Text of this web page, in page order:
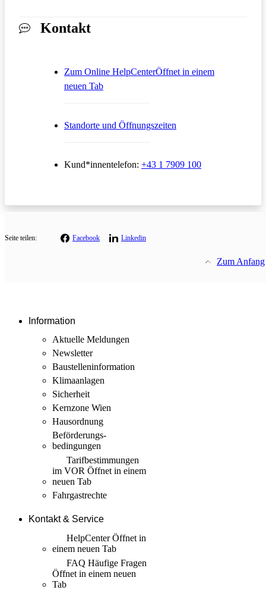
Kontakt
Zum Online HelpCenterÖffnet in einem
neuen Tab
Standorte und Öffnungszeiten
Kund*innentelefon: +43 1 7909 100
Seite teilen: Facebook Linkedin
Zum Anfang
Information
Aktuelle Meldungen
Newsletter
Baustellen­information
Klimaanlagen
Sicherheit
Kernzone Wien
Hausordnung
Beförderungs­
bedingungen
Tarif­bestimmungen
im VOR Öffnet in einem
neuen Tab
Fahrgastrechte
Kontakt & Service
HelpCenterÖffnet in
einem neuen Tab
FAQ Häufige Fragen
Öffnet in einem neuen
Tab